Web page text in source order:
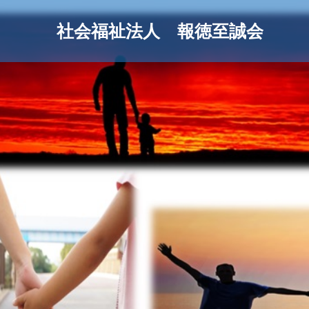
社会福祉法人 報徳至誠会